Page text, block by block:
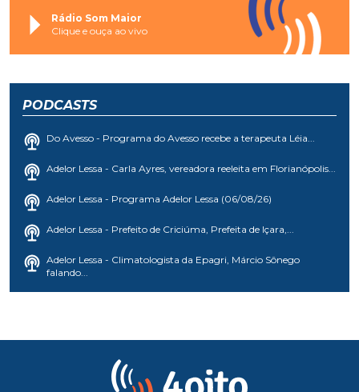
Rádio Som Maior
Clique e ouça ao vivo
PODCASTS
Do Avesso - Programa do Avesso recebe a terapeuta Léia...
Adelor Lessa - Carla Ayres, vereadora reeleita em Florianópolis...
Adelor Lessa - Programa Adelor Lessa (06/08/26)
Adelor Lessa - Prefeito de Criciúma, Prefeita de Içara,...
Adelor Lessa - Climatologista da Epagri, Márcio Sônego
falando...